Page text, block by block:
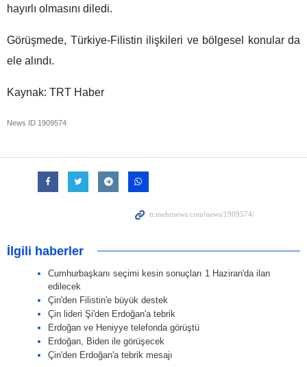
hayırlı olmasını diledi.
Görüşmede, Türkiye-Filistin ilişkileri ve bölgesel konular da
ele alındı.
Kaynak: TRT Haber
News ID 1909574
İlgili haberler
Cumhurbaşkanı seçimi kesin sonuçları 1 Haziran'da ilan
edilecek
Çin'den Filistin'e büyük destek
Çin lideri Şi'den Erdoğan'a tebrik
Erdoğan ve Heniyye telefonda görüştü
Erdoğan, Biden ile görüşecek
Çin'den Erdoğan'a tebrik mesajı